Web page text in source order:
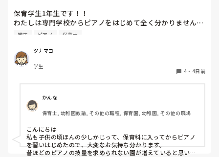
保育学生1年生です！！
わたしは専門学校からピアノをはじめて全く分かりません…
ピアノはとりあえず弾きまくれ！と言われましたがいまいち
にもこんな苦戦してる人はじめて見たと言われる始末です🥲︎
保育士になって弾かなきゃいけないと考えるだけでゾッとし
ます😭
安です、
学生 ピアノ 保育士
ツナマヨ
学生
4 ・ 4日前
かんな
保育士, 幼稚園教諭, その他の職種, 保育園, 幼稚園, その他の職場
こんにちは
私も子供の頃ほんの少しかじって、保育科に入ってからピアノ
を習いはじめたので、大変なお気持ち分かります。
昔ほどのピアノの技量を求められない園が増えていると思いま